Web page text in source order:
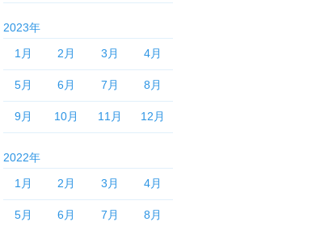
2023年
1月
2月 3月 4月
5月 6月 7月 8月
9月 10月 11月 12月
2022年
1月
2月 3月 4月
5月 6月 7月 8月